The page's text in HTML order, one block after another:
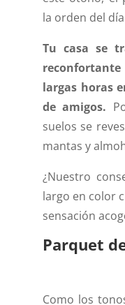
la orden del
Tu casa se
largas horas
de amigos.
suelos se
mantas y
¿Nuestro
largo en color
sensación
Parquet
Como los